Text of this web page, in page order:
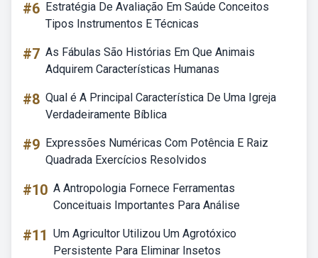
#6 Estratégia De Avaliação Em Saúde Conceitos
Tipos Instrumentos E Técnicas
#7 As Fábulas São Histórias Em Que Animais
Adquirem Características Humanas
#8 Qual é A Principal Característica De Uma Igreja
Verdadeiramente Bíblica
#9 Expressões Numéricas Com Potência E Raiz
Quadrada Exercícios Resolvidos
#10 A Antropologia Fornece Ferramentas
Conceituais Importantes Para Análise
#11 Um Agricultor Utilizou Um Agrotóxico
Persistente Para Eliminar Insetos